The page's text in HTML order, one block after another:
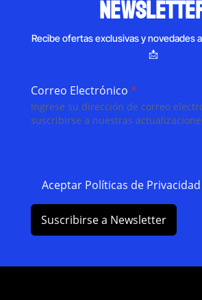
Recibe ofertas exclusivas y novedades
📩
Correo Electrónico *
Ingrese su dirección de correo
suscribirse a nuestras
Aceptar Políticas de Privacidad
Suscribirse a Newsletter